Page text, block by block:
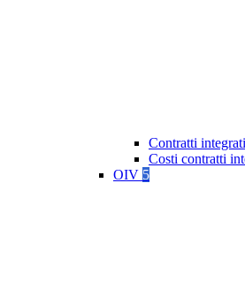
Contratti
Costi contratti
OIV 5